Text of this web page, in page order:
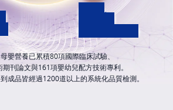
篇
篇
80 *
國際臨床試驗
80
國際臨床試驗
嬰營養已累積80項國際臨床試驗、
刊論文與161項嬰幼兒配方技術專利。
成品皆經過1200道以上的系統化品質檢測。